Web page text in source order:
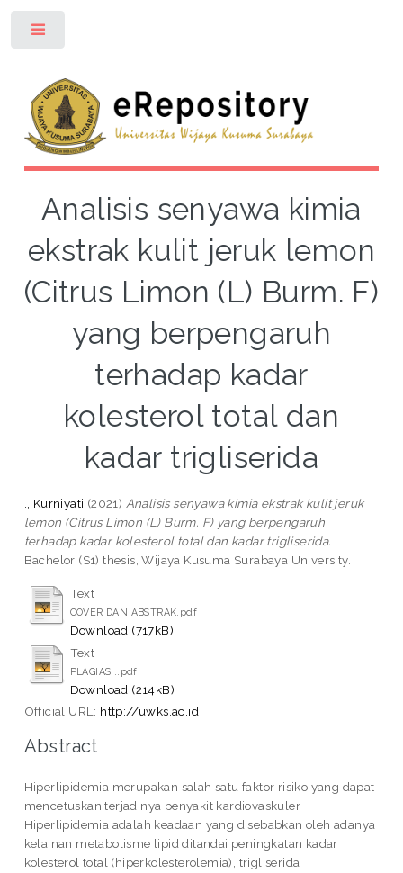
Analisis senyawa kimia
ekstrak kulit jeruk lemon
(Citrus Limon (L) Burm. F)
yang berpengaruh
terhadap kadar
kolesterol total dan
kadar trigliserida
., Kurniyati (2021) Analisis senyawa kimia ekstrak kulit jeruk
lemon (Citrus Limon (L) Burm. F) yang berpengaruh
terhadap kadar kolesterol total dan kadar trigliserida.
Bachelor (S1) thesis, Wijaya Kusuma Surabaya University.
Text
COVER DAN ABSTRAK.pdf
Download (717kB)
Text
PLAGIASI..pdf
Download (214kB)
Official URL: http://uwks.ac.id
Abstract
Hiperlipidemia merupakan salah satu faktor risiko yang dapat
mencetuskan terjadinya penyakit kardiovaskuler
Hiperlipidemia adalah keadaan yang disebabkan oleh adanya
kelainan metabolisme lipid ditandai peningkatan kadar
kolesterol total (hiperkolesterolemia), trigliserida